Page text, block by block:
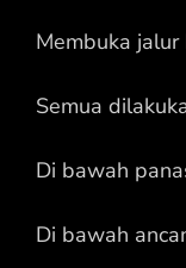
Membuka
Semua
Di bawah
Di bawah